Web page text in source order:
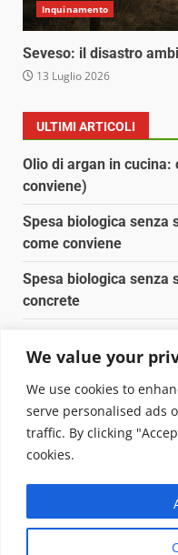
We value your
We use cookies to
serve personalised ads
traffic. By clicking
cookies.
Inquinamento
Seveso: il disastro
13 Luglio 2026
ULTIMI ARTICOLI
Olio di argan in
conviene)
Spesa biologica senza
come conviene
Spesa biologica senza
concrete
Pulizia naturale della
sostituiscono 10
Copyright © 2025
Questo blog non è
viene aggiornato
pertanto